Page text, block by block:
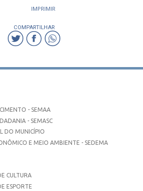
IMPRIMIR
COMPARTILHAR
- SEMAA
- SEMASC
DO MUNICÍPIO
E MEIO AMBIENTE - SEDEMA
CULTURA
ESPORTE